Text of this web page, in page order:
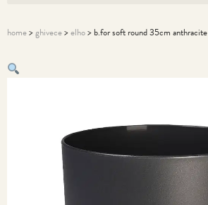
home>ghivece>elho> b.for soft round 35cm anthracite